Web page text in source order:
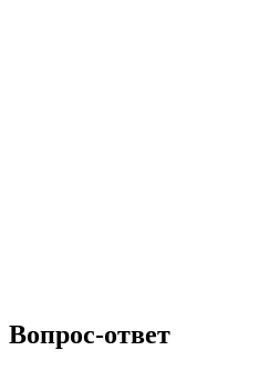
Вопрос-ответ